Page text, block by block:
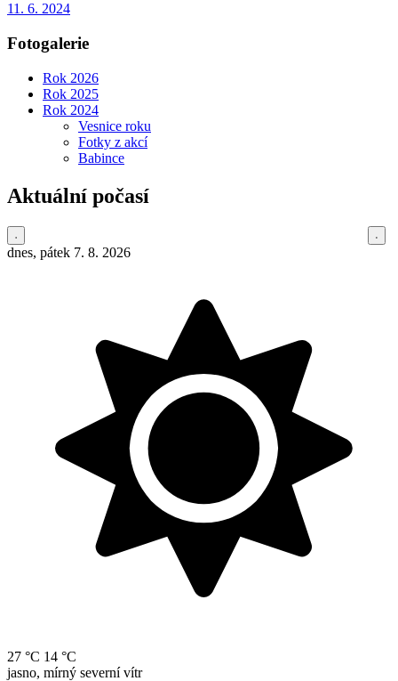
11. 6. 2024
Fotogalerie
Rok 2026
Rok 2025
Rok 2024
Vesnice roku
Fotky z akcí
Babince
Aktuální počasí
dnes, pátek 7. 8. 2026
27 °C 14 °C
jasno, mírný severní vítr